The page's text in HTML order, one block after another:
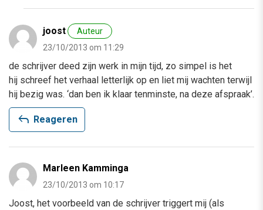
joost
Auteur
23/10/2013 om 11:29
de schrijver deed zijn werk in mijn tijd, zo simpel is het
hij schreef het verhaal letterlijk op en liet mij wachten terwijl
hij bezig was. ‘dan ben ik klaar tenminste, na deze afspraak’.
reply Reageren
Marleen Kamminga
23/10/2013 om 10:17
Joost, het voorbeeld van de schrijver triggert mij (als